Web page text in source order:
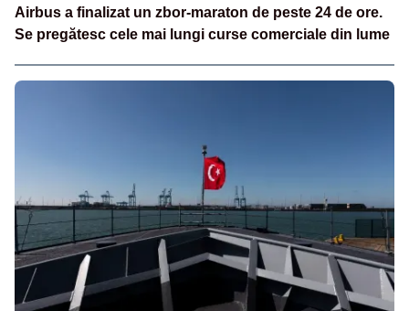
Airbus a finalizat un zbor-maraton de peste 24 de ore.
Se pregătesc cele mai lungi curse comerciale din lume